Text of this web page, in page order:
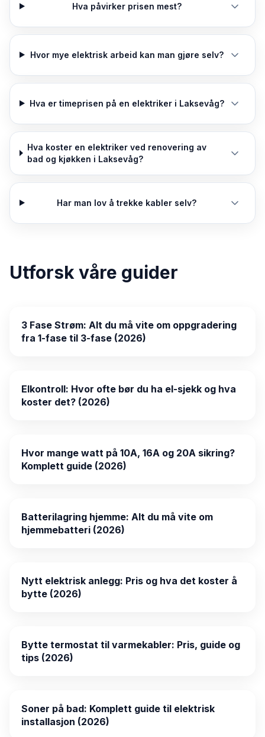
Hva påvirker prisen mest?
Hvor mye elektrisk arbeid kan man gjøre selv?
Hva er timeprisen på en elektriker i Laksevåg?
Hva koster en elektriker ved renovering av
bad og kjøkken i Laksevåg?
Har man lov å trekke kabler selv?
Utforsk våre guider
3 Fase Strøm: Alt du må vite om oppgradering
fra 1-fase til 3-fase (2026)
Elkontroll: Hvor ofte bør du ha el-sjekk og hva
koster det? (2026)
Hvor mange watt på 10A, 16A og 20A sikring?
Komplett guide (2026)
Batterilagring hjemme: Alt du må vite om
hjemmebatteri (2026)
Nytt elektrisk anlegg: Pris og hva det koster å
bytte (2026)
Bytte termostat til varmekabler: Pris, guide og
tips (2026)
Soner på bad: Komplett guide til elektrisk
installasjon (2026)